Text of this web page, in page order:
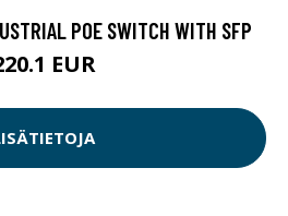
POE SWITCH WITH SFP
EUR